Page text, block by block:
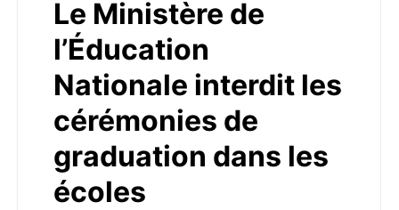
Le Ministère de
l’Éducation
Nationale interdit les
cérémonies de
graduation dans les
écoles